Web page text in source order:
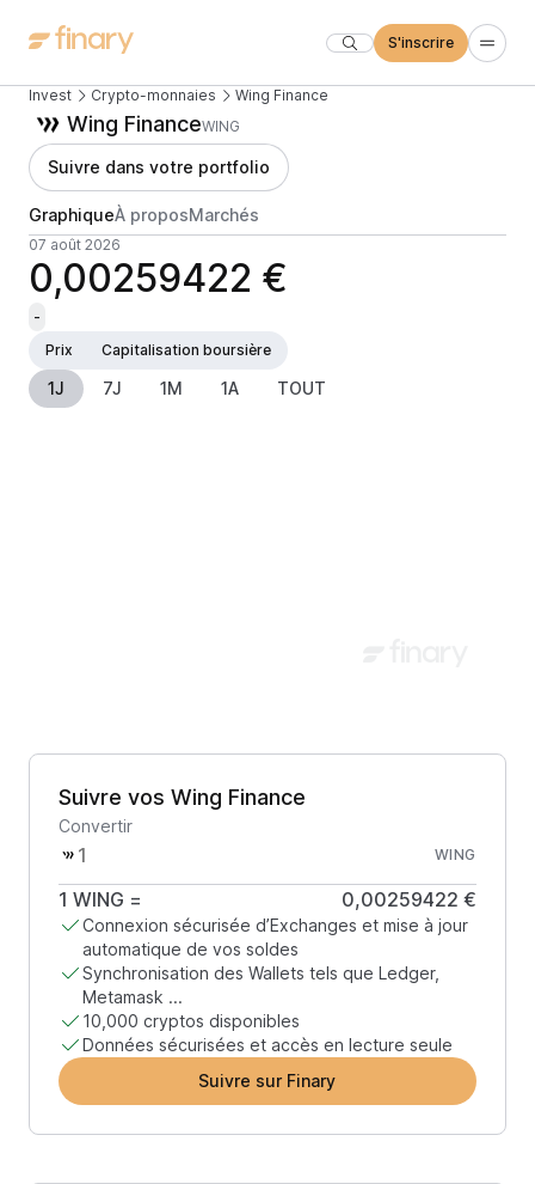
S'inscrire
Invest Crypto-monnaies Wing Finance
Wing FinanceWING
Suivre dans votre portfolio
GraphiqueÀ proposMarchés
07 août 2026
0,00259422 €
-
Prix
Capitalisation boursière
1J 7J 1M 1A TOUT
Suivre vos Wing Finance
Convertir
WING
1 WING = 0,00259422 €
Connexion sécurisée d’Exchanges et mise à jour
automatique de vos soldes
Synchronisation des Wallets tels que Ledger,
Metamask ...
10,000 cryptos disponibles
Données sécurisées et accès en lecture seule
Suivre sur Finary